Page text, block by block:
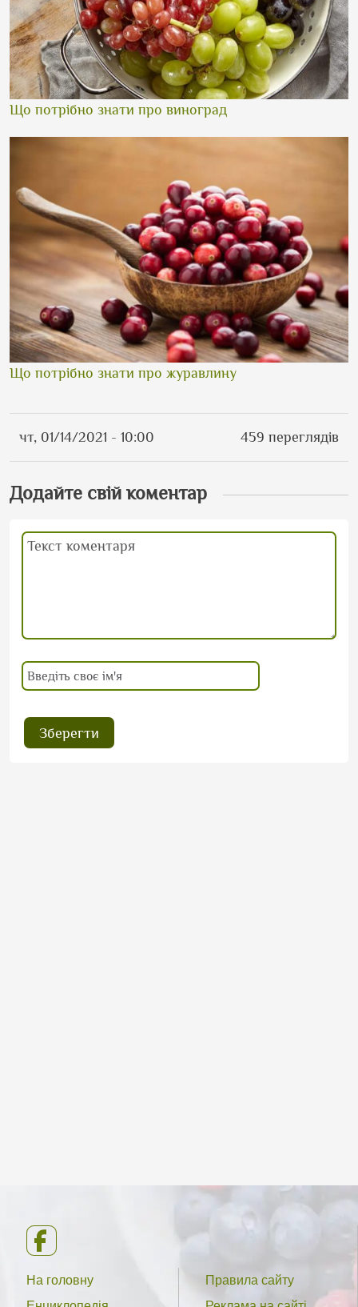
Що потрібно знати про виноград
Що потрібно знати про журавлину
чт, 01/14/2021 - 10:00 459 переглядів
Додайте свій коментар
На головну
Правила сайту